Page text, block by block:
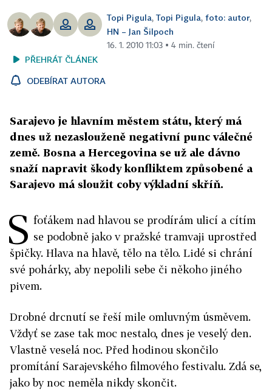
Topi Pigula, Topi Pigula, foto: autor,
HN – Jan Šilpoch
16. 1. 2010 11:03 ▪ 4 min. čtení
PŘEHRÁT ČLÁNEK
ODEBÍRAT AUTORA
Sarajevo je hlavním městem státu, který má
dnes už nezaslouženě negativní punc válečné
země. Bosna a Hercegovina se už ale dávno
snaží napravit škody konfliktem způsobené a
Sarajevo má sloužit coby výkladní skříň.
S foťákem nad hlavou se prodírám ulicí a cítím
se podobně jako v pražské tramvaji uprostřed
špičky. Hlava na hlavě, tělo na tělo. Lidé si chrání
své pohárky, aby nepolili sebe či někoho jiného
pivem.
Drobné drcnutí se řeší mile omluvným úsměvem.
Vždyť se zase tak moc nestalo, dnes je veselý den.
Vlastně veselá noc. Před hodinou skončilo
promítání Sarajevského filmového festivalu. Zdá se,
jako by noc neměla nikdy skončit.